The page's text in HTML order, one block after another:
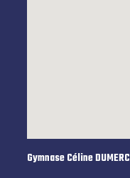
Gymnase Céline DUMERC